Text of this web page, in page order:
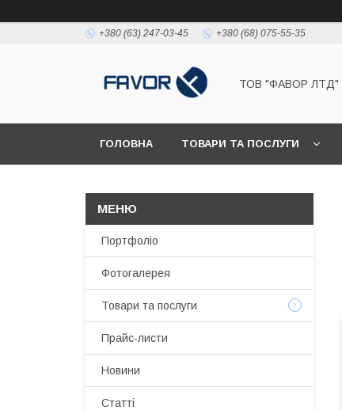
+380 (63) 247-03-45 +380 (68) 075-55-35
ТОВ "ФАВОР ЛТД"
ГОЛОВНА ТОВАРИ ТА ПОСЛУГИ
Портфоліо
Фотогалерея
Товари та послуги
Прайс-листи
Новини
Статті